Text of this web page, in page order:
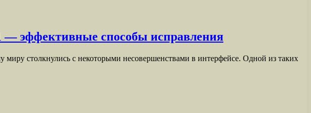
— эффективные способы исправления
столкнулись с некоторыми несовершенствами в интерфейсе. Одной из таких